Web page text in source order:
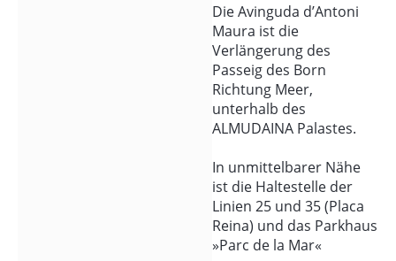
genau hinhört, entdeckt
zwischen alten Mauern
nicht nur
architektonische
Raffinesse, sondern
auch Geschichten über
Kaufleute.
Vorspeise mit Ausblick
Die Avinguda d’Antoni
Maura ist die
Verlängerung des
Passeig des Born
Richtung Meer,
unterhalb des
ALMUDAINA Palastes.
In unmittelbarer Nähe
ist die Haltestelle der
Linien 25 und 35 (Placa
Reina) und das Parkhaus
»Parc de la Mar«